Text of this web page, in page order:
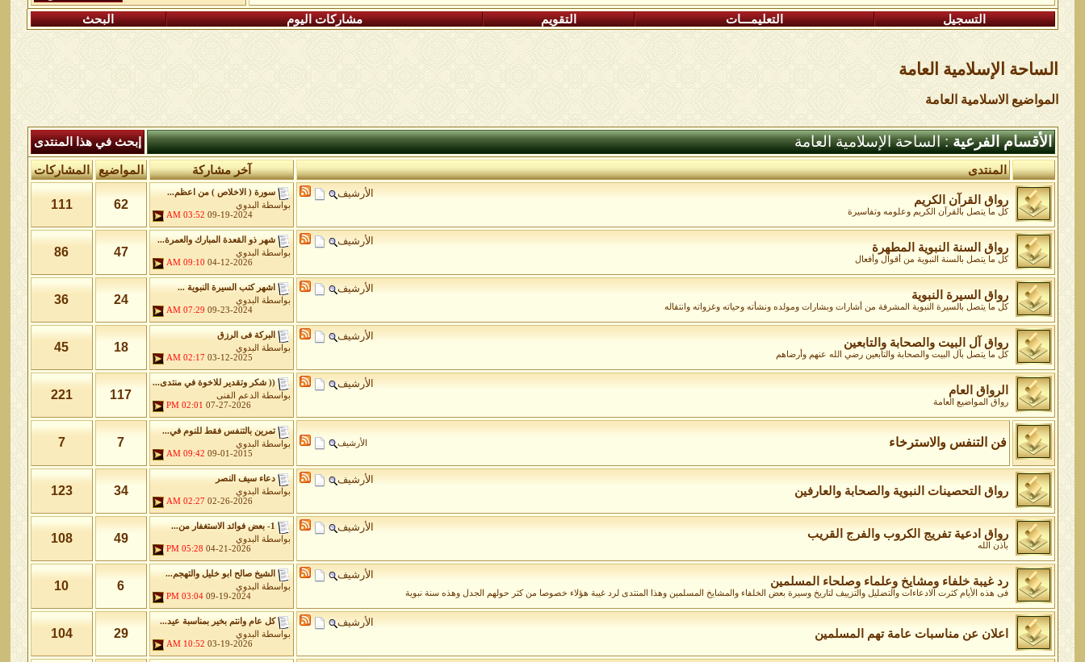
التسجيل التعليمـــات التقويم مشاركات اليوم البحث
الساحة اﻹسلامية العامة
المواضيع الاسلامية العامة
الأقسام الفرعية: الساحة اﻹسلامية العامة إبحث في هذا المنتدى
المنتدى آخر مشاركة المواضيع المشاركات
الأرشيف
رواق القرآن الكريم
كل ما يتصل بالقرآن الكريم وعلومه وتفاسيرة
سورة ( الاخلاص ) من اعظم...
بواسطة
البدوي
09-19-2024
03:52 AM
62
111
الأرشيف
رواق السنة النبوية المطهرة
كل ما يتصل بالسنة النبوية من أقوال وأفعال
شهر ذو القعدة المبارك والعمرة...
بواسطة
البدوي
04-12-2026
09:10 AM
47
86
الأرشيف
رواق السيرة النبوية
كل ما يتصل بالسيرة النبوية المشرفة من أشارات وبشارات ومولده ونشأته وحياته وغزواته وانتقاله
اشهر كتب السيرة النبوية ...
بواسطة
البدوي
09-23-2024
07:29 AM
24
36
الأرشيف
رواق آل البيت والصحابة والتابعين
كل ما يتصل بآل البيت والصحابة والتابعين رضي الله عنهم وأرضاهم
البركة فى الرزق
بواسطة
البدوي
03-12-2025
02:17 AM
18
45
الأرشيف
الرواق العام
رواق المواضيع العامة
(( شكر وتقدير للاخوة في منتدى...
بواسطة
الدعم الفنى
07-27-2026
02:01 PM
117
221
الأرشيف فن التنفس والاسترخاء
تمرين بالتنفس فقط للنوم في...
بواسطة
البدوي
09-01-2015
09:42 AM
7
7
الأرشيف
رواق التحصينات النبوية والصحابة والعارفين
دعاء سيف النصر
بواسطة
البدوي
02-26-2026
02:27 AM
34
123
الأرشيف
رواق ادعية تفريج الكروب والفرج القريب
باذن الله
1- بعض فوائد الاستغفار من...
بواسطة
البدوي
04-21-2026
05:28 PM
49
108
الأرشيف
رد غيبة خلفاء ومشايخ وعلماء وصلحاء المسلمين
فى هذه الأيام كثرت الادعاءات والتضليل والتزييف لتاريخ وسيرة بعض الخلفاء والمشايخ المسلمين وهذا المنتدى لرد غيبة هؤلاء خصوصا من كثر حولهم الجدل وهذه سنة نبوية
الشيخ صالح ابو خليل والتهجم...
بواسطة
البدوي
09-19-2024
03:04 PM
6
10
الأرشيف
اعلان عن مناسبات عامة تهم المسلمين
كل عام وانتم بخير بمناسبة عيد...
بواسطة
البدوي
03-19-2026
10:52 AM
29
104